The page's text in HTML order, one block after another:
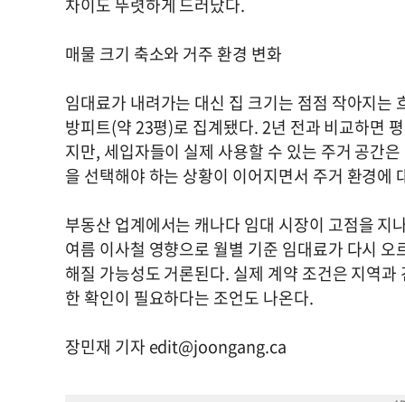
매물 크기 축소와 거주 환경 변화
임대료가 내려가는 대신 집 크기는 점점 작아지
방피트(약 23평)로 집계됐다. 2년 전과 비교하면
지만, 세입자들이 실제 사용할 수 있는 주거 공간
을 선택해야 하는 상황이 이어지면서 주거 환경에
부동산 업계에서는 캐나다 임대 시장이 고점을 지
여름 이사철 영향으로 월별 기준 임대료가 다시
해질 가능성도 거론된다. 실제 계약 조건은 지역
한 확인이 필요하다는 조언도 나온다.
장민재 기자 edit@joongang.ca